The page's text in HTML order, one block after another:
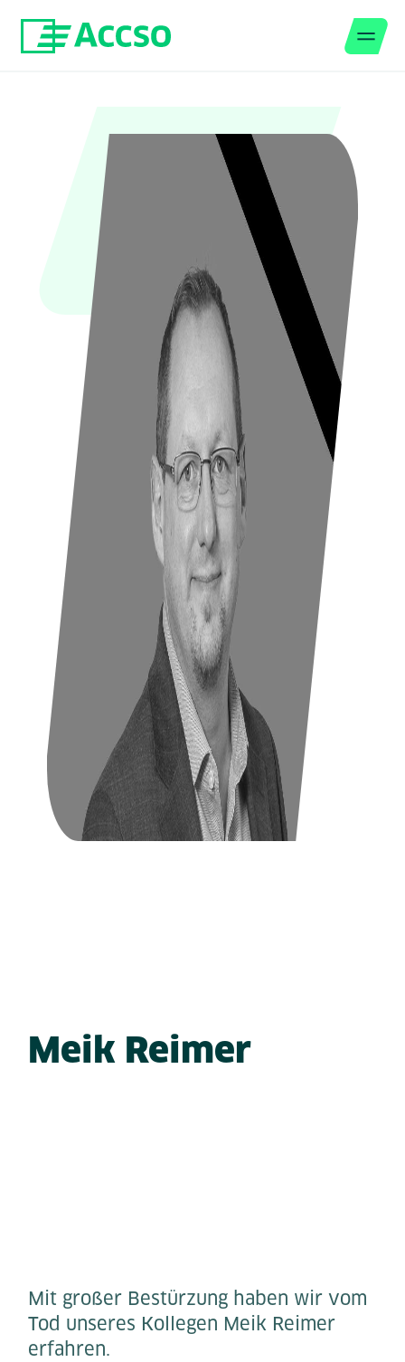
Meik Reimer
Mit großer Bestürzung haben wir vom
Tod unseres Kollegen Meik Reimer
erfahren.